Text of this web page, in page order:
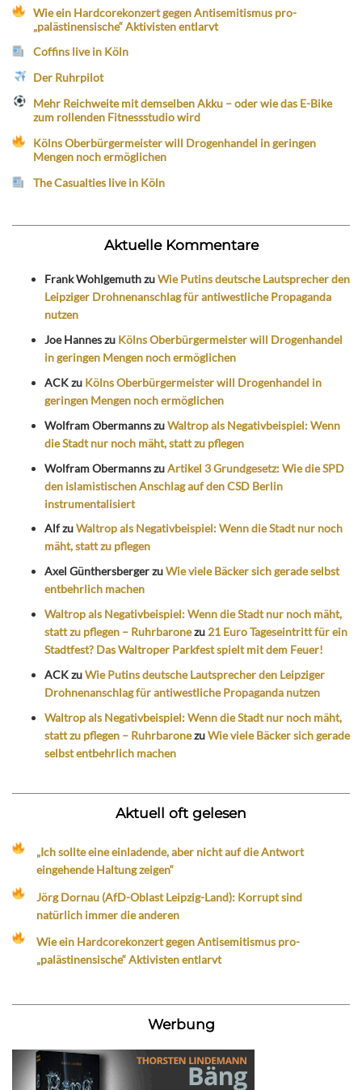
Wie ein Hardcorekonzert gegen Antisemitismus pro-
„palästinensische“ Aktivisten entlarvt
Coffins live in Köln
Der Ruhrpilot
Mehr Reichweite mit demselben Akku – oder wie das E-Bike
zum rollenden Fitnessstudio wird
Kölns Oberbürgermeister will Drogenhandel in geringen
Mengen noch ermöglichen
The Casualties live in Köln
Aktuelle Kommentare
Frank WohlgemuthzuWie Putins deutsche Lautsprecher den
Leipziger Drohnenanschlag für antiwestliche Propaganda
nutzen
Joe Hanneszu Kölns Oberbürgermeister will Drogenhandel
in geringen Mengen noch ermöglichen
ACKzu Kölns Oberbürgermeister will Drogenhandel in
geringen Mengen noch ermöglichen
Wolfram ObermannszuWaltrop als Negativbeispiel: Wenn
die Stadt nur noch mäht, statt zu pflegen
Wolfram ObermannszuArtikel 3 Grundgesetz: Wie die SPD
den islamistischen Anschlag auf den CSD Berlin
instrumentalisiert
AlfzuWaltrop als Negativbeispiel: Wenn die Stadt nur noch
mäht, statt zu pflegen
Axel GünthersbergerzuWie viele Bäcker sich gerade selbst
entbehrlich machen
Waltrop als Negativbeispiel: Wenn die Stadt nur noch mäht,
statt zu pflegen – Ruhrbaronezu 21 Euro Tageseintritt für ein
Stadtfest? Das Waltroper Parkfest spielt mit dem Feuer!
ACKzuWie Putins deutsche Lautsprecher den Leipziger
Drohnenanschlag für antiwestliche Propaganda nutzen
Waltrop als Negativbeispiel: Wenn die Stadt nur noch mäht,
statt zu pflegen – RuhrbaronezuWie viele Bäcker sich gerade
selbst entbehrlich machen
Aktuell oft gelesen
„Ich sollte eine einladende, aber nicht auf die Antwort
eingehende Haltung zeigen“
Jörg Dornau (AfD-Oblast Leipzig-Land): Korrupt sind
natürlich immer die anderen
Wie ein Hardcorekonzert gegen Antisemitismus pro-
„palästinensische“ Aktivisten entlarvt
Werbung